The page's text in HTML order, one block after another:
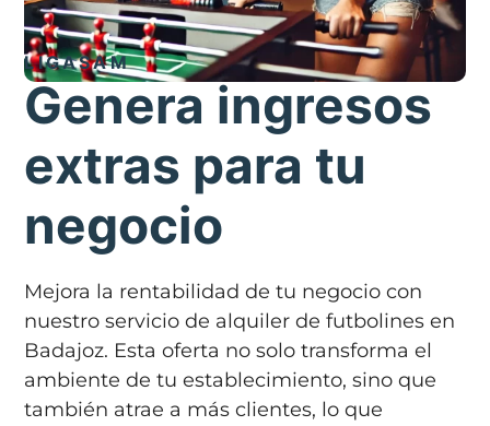
LIGASAM
Genera ingresos
extras para tu
negocio
Mejora la rentabilidad de tu negocio con
nuestro servicio de alquiler de futbolines en
Badajoz. Esta oferta no solo transforma el
ambiente de tu establecimiento, sino que
también atrae a más clientes, lo que